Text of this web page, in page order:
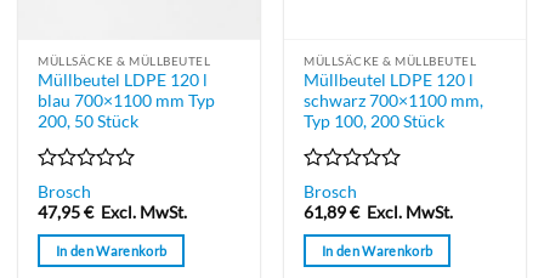
MÜLLSÄCKE & MÜLLBEUTEL
Müllbeutel LDPE 120 l
blau 700×1100 mm Typ
200, 50 Stück
Bewertet
mit
0
von
5
Brosch
47,95€ Excl. MwSt.
In den Warenkorb
MÜLLSÄCKE & MÜLLBEUTEL
Müllbeutel LDPE 120 l
schwarz 700×1100 mm,
Typ 100, 200 Stück
Bewertet
mit
0
von
5
Brosch
61,89€ Excl. MwSt.
In den Warenkorb